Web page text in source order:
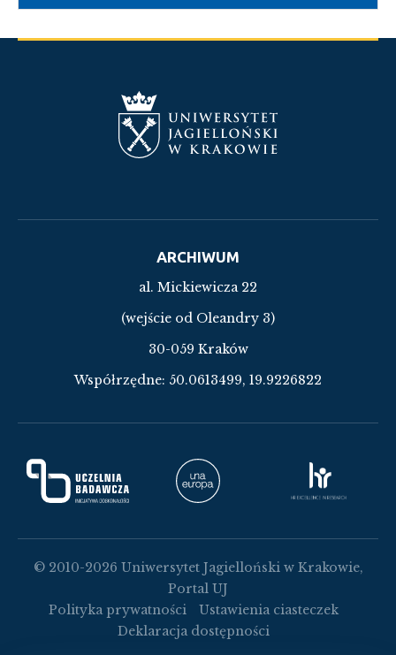
ARCHIWUM
al. Mickiewicza 22
(wejście od Oleandry 3)
30-059 Kraków
Współrzędne: 50.0613499, 19.9226822
© 2010-2026 Uniwersytet Jagielloński w Krakowie,
Portal UJ
Polityka prywatności
Ustawienia ciasteczek
Deklaracja dostępności